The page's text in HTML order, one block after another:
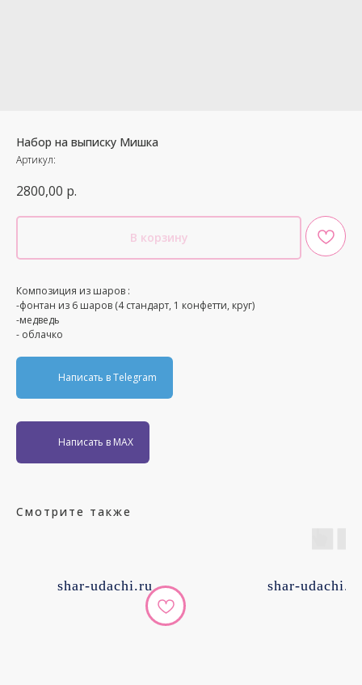
Набор на выписку Мишка
Артикул:
2800,00 р.
В корзину
Композиция из шаров :
-фонтан из 6 шаров (4 стандарт, 1 конфетти, круг)
-медведь
- облачко
Написать в Telegram
Написать в MAX
Смотрите также
shar-udachi.ru shar-udachi.ru